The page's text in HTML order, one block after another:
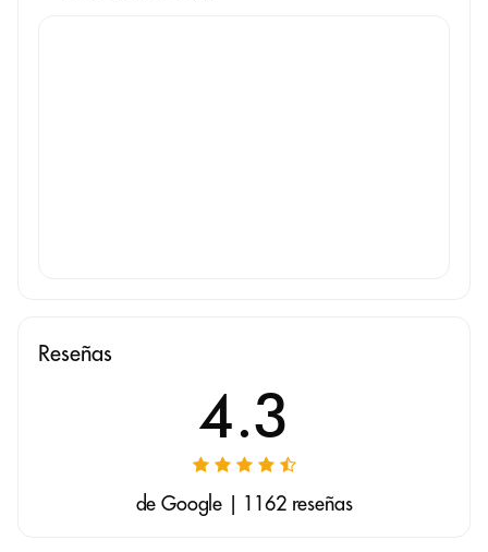
Reseñas
4.3
de Google | 1162 reseñas